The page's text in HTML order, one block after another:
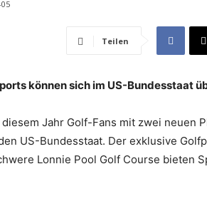
Teilen
können sich im US-Bundesstaat
Jahr Golf-Fans mit zwei neuen
US-Bundesstaat. Der exklusive
Lonnie Pool Golf Course bieten